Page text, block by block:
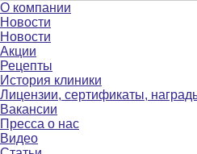
О компании
Новости
Новости
Акции
Рецепты
История клиники
Лицензии, сертификаты,
Вакансии
Пресса о нас
Видео